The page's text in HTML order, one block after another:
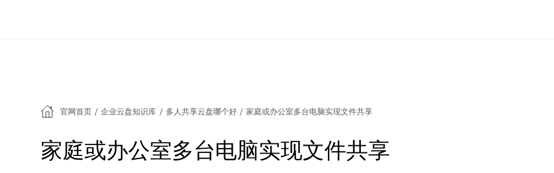
官网首页 / 企业云盘知识库 / 多人共享云盘哪个好 / 家庭或办公室多台电脑实现文件共享
家庭或办公室多台电脑实现文件共享